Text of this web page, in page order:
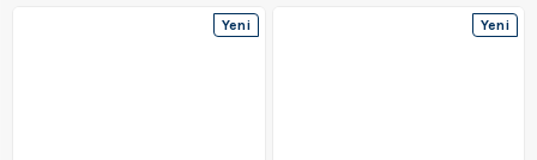
Yeni
Yeni